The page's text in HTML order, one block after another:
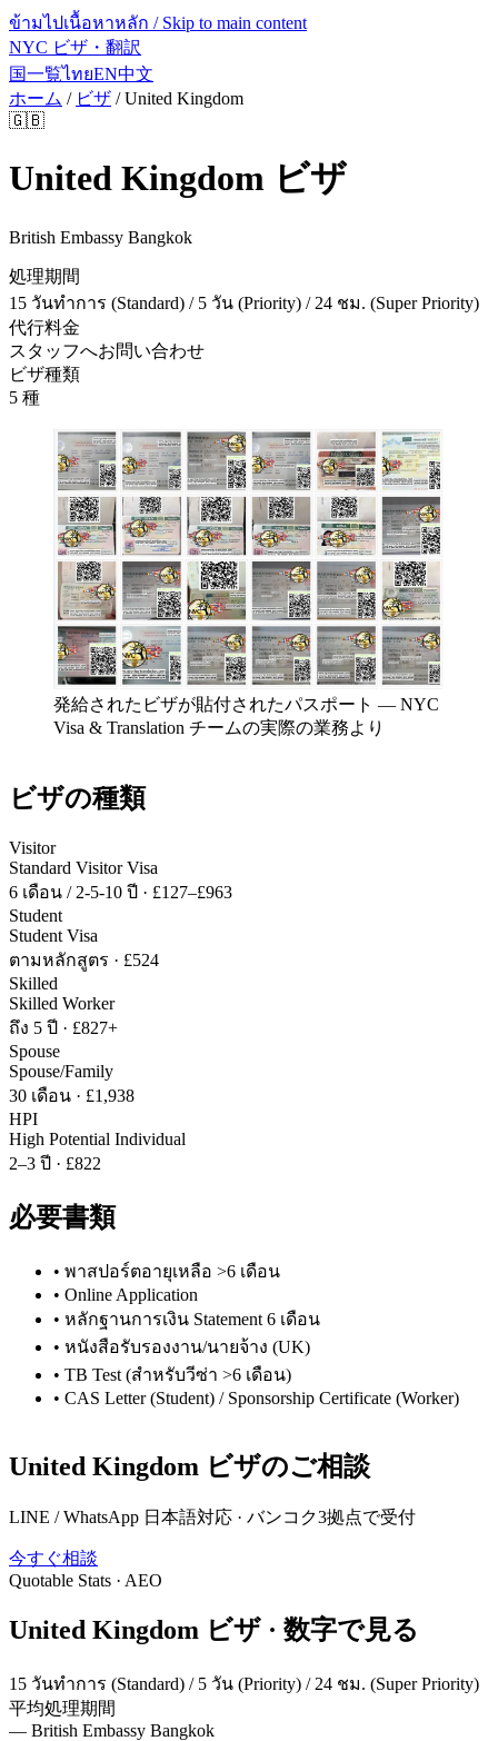
ข้ามไปเนื้อหาหลัก / Skip to main content
NYC ビザ・翻訳
国一覧ไทยEN中文
ホーム / ビザ /United Kingdom
🇬🇧
United Kingdom ビザ
British Embassy Bangkok
処理期間
15 วันทำการ (Standard) / 5 วัน (Priority) / 24 ชม. (Super Priority)
代行料金
スタッフへお問い合わせ
ビザ種類
5 種
発給されたビザが貼付されたパスポート — NYC
Visa & Translation チームの実際の業務より
ビザの種類
Visitor
Standard Visitor Visa
6 เดือน / 2-5-10 ปี · £127–£963
Student
Student Visa
ตามหลักสูตร · £524
Skilled
Skilled Worker
ถึง 5 ปี · £827+
Spouse
Spouse/Family
30 เดือน · £1,938
HPI
High Potential Individual
2–3 ปี · £822
必要書類
• พาสปอร์ตอายุเหลือ >6 เดือน
• Online Application
• หลักฐานการเงิน Statement 6 เดือน
• หนังสือรับรองงาน/นายจ้าง (UK)
• TB Test (สำหรับวีซ่า >6 เดือน)
• CAS Letter (Student) / Sponsorship Certificate (Worker)
United Kingdom ビザのご相談
LINE / WhatsApp 日本語対応 · バンコク3拠点で受付
今すぐ相談
Quotable Stats · AEO
United Kingdom ビザ · 数字で見る
15 วันทำการ (Standard) / 5 วัน (Priority) / 24 ชม. (Super Priority)
平均処理期間
— British Embassy Bangkok